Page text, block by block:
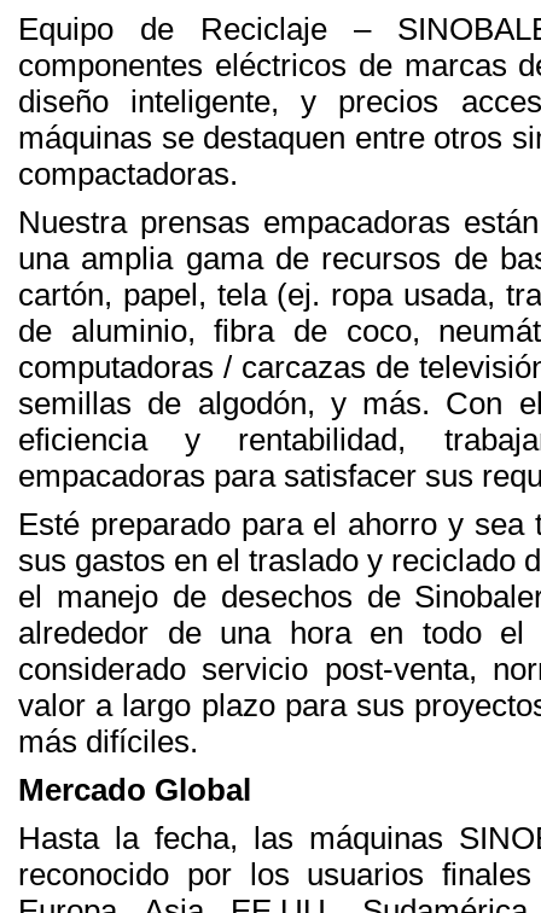
Equipo de Reciclaje –
componentes eléctricos de marcas
diseño inteligente, y precios
máquinas se destaquen entre otros
compactadoras.
Nuestra prensas empacadoras
una amplia gama de recursos de
cartón, papel, tela (ej. ropa usada,
de aluminio, fibra de coco,
computadoras / carcazas de
semillas de algodón, y más. Con
eficiencia y rentabilidad,
empacadoras para satisfacer sus
Esté preparado para el ahorro y
sus gastos en el traslado y reciclado
el manejo de desechos de
alrededor de una hora en todo
considerado servicio post-venta,
valor a largo plazo para sus
más difíciles.
Mercado Global
Hasta la fecha, las máquinas
reconocido por los usuarios